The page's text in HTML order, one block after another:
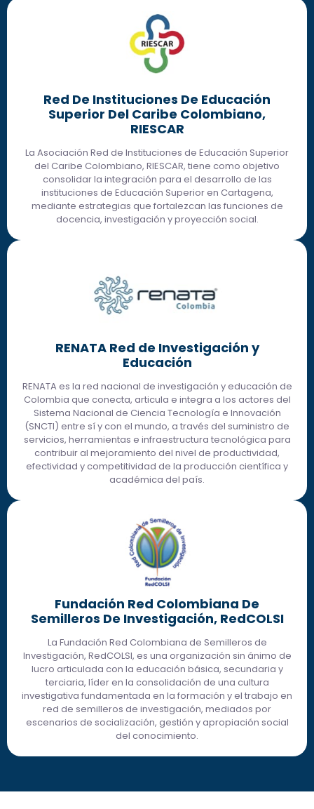
Red De Instituciones De Educación
Superior Del Caribe Colombiano,
RIESCAR
La Asociación Red de Instituciones de Educación Superior
del Caribe Colombiano, RIESCAR, tiene como objetivo
consolidar la integración para el desarrollo de las
instituciones de Educación Superior en Cartagena,
mediante estrategias que fortalezcan las funciones de
docencia, investigación y proyección social.
RENATA Red de Investigación y
Educación
RENATA es la red nacional de investigación y educación de
Colombia que conecta, articula e integra a los actores del
Sistema Nacional de Ciencia Tecnología e Innovación
(SNCTI) entre sí y con el mundo, a través del suministro de
servicios, herramientas e infraestructura tecnológica para
contribuir al mejoramiento del nivel de productividad,
efectividad y competitividad de la producción científica y
académica del país.
Fundación Red Colombiana De
Semilleros De Investigación, RedCOLSI
La Fundación Red Colombiana de Semilleros de
Investigación, RedCOLSI, es una organización sin ánimo de
lucro articulada con la educación básica, secundaria y
terciaria, líder en la consolidación de una cultura
investigativa fundamentada en la formación y el trabajo en
red de semilleros de investigación, mediados por
escenarios de socialización, gestión y apropiación social
del conocimiento.